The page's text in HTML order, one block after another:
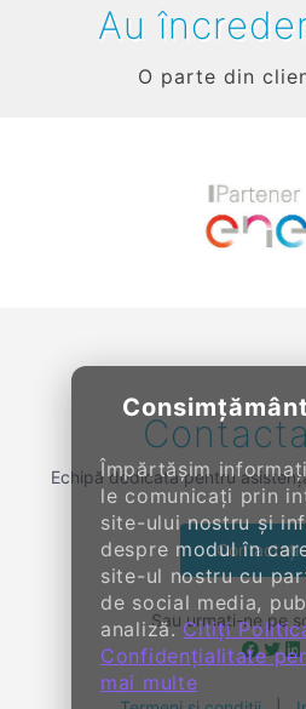
Împărtășim
le comunicați prin
site-ului nostru și
despre modul în
site-ul nostru cu
de social media,
analiză.Citiți
Confidențialitate
mai multe
Au
O parte din
Echipă dedicată pentru
Sau urmați-ne pe